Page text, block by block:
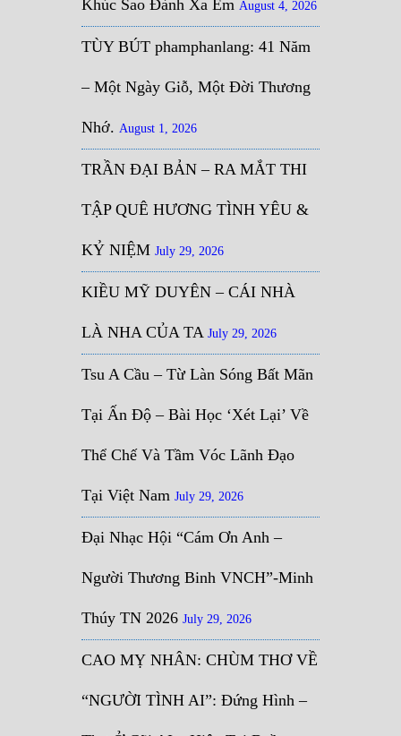
Khúc Sao Đành Xa Em August 4, 2026
TÙY BÚT phamphanlang: 41 Năm
– Một Ngày Giỗ, Một Đời Thương
Nhớ. August 1, 2026
TRẦN ĐẠI BẢN – RA MẮT THI
TẬP QUÊ HƯƠNG TÌNH YÊU &
KỶ NIỆM July 29, 2026
KIỀU MỸ DUYÊN – CÁI NHÀ
LÀ NHA CỦA TA July 29, 2026
Tsu A Cầu – Từ Làn Sóng Bất Mãn
Tại Ấn Độ – Bài Học ‘Xét Lại’ Về
Thể Chế Và Tầm Vóc Lãnh Đạo
Tại Việt Nam July 29, 2026
Đại Nhạc Hội “Cám Ơn Anh –
Người Thương Binh VNCH”-Minh
Thúy TN 2026 July 29, 2026
CAO MỴ NHÂN: CHÙM THƠ VỀ
“NGƯỜI TÌNH AI”: Đứng Hình –